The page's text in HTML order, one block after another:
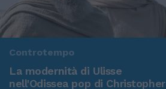
Controtempo
La modernità di Ulisse
nell'Odissea pop di Christopher